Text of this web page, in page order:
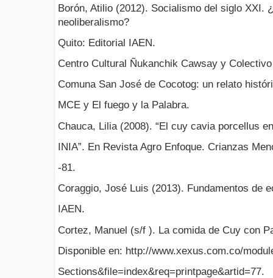
Borón, Atilio (2012). Socialismo del siglo XXI.
neoliberalismo?
Quito: Editorial IAEN.
Centro Cultural Ñukanchik Cawsay y
Comuna San José de Cocotog: un relato
MCE y El fuego y la Palabra.
Chauca, Lilia (2008). “El cuy cavia porcellus
INIA”. En Revista Agro Enfoque. Crianzas
-81.
Coraggio, José Luis (2013). Fundamentos de
IAEN.
Cortez, Manuel (s/f ). La comida de Cuy con
Disponible en: http://www.xexus.com.co/
Sections&file=index&req=printpage&artid=77.